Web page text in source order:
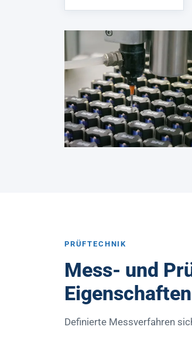
PRÜFTECHNIK
Mess- und
Definierte Messverfahren